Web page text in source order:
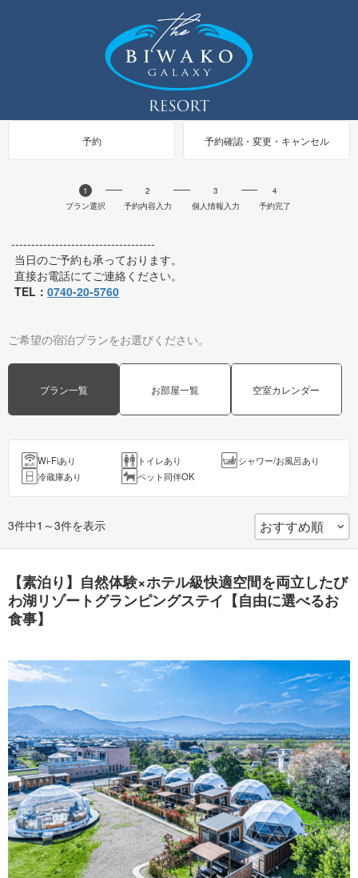
予約 予約確認・変更・キャンセル
1
プラン選択
2
予約内容入力
3
個人情報入力
4
予約完了
------------------------------------
当日のご予約も承っております。
直接お電話にてご連絡ください。
TEL： 0740-20-5760
ご希望の宿泊プランをお選びください。
プラン一覧 お部屋一覧 空室カレンダー
Wi-Fiあり トイレあり
シャワー/お風呂あり
冷蔵庫あり
ペット同伴OK
3件中1～3件を表示
【素泊り】自然体験×ホテル級快適空間を両立したび
わ湖リゾートグランピングステイ【自由に選べるお
食事】